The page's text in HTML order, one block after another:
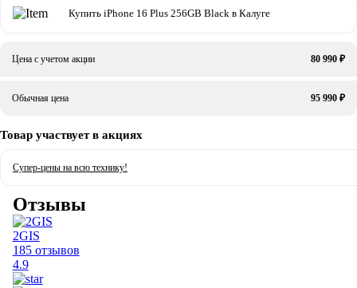
Купить iPhone 16 Plus 256GB Black в Калуге
Цена с учетом акции 80 990 ₽
Обычная цена 95 990 ₽
Товар участвует в акциях
Супер-цены на всю технику!
Отзывы
2GIS
185 отзывов
4.9